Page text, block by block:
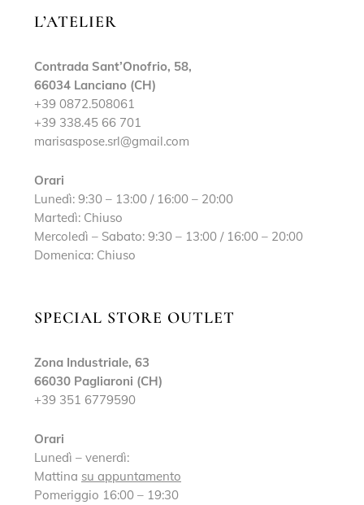
L’ATELIER
Contrada Sant’Onofrio, 58,
66034 Lanciano (CH)
+39 0872.508061
+39 338.45 66 701
marisaspose.srl@gmail.com
Orari
Lunedì: 9:30 – 13:00 / 16:00 – 20:00
Martedì: Chiuso
Mercoledì – Sabato: 9:30 – 13:00 / 16:00 – 20:00
Domenica: Chiuso
SPECIAL STORE OUTLET
Zona Industriale, 63
66030 Pagliaroni (CH)
+39 351 6779590
Orari
Lunedì – venerdì:
Mattina su appuntamento
Pomeriggio 16:00 – 19:30